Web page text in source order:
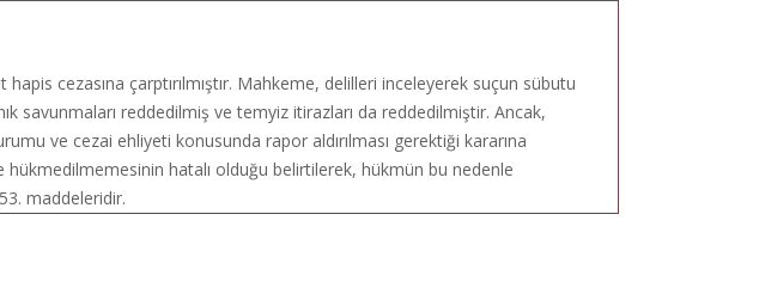
cezasına çarptırılmıştır. Mahkeme, delilleri inceleyerek suçun sübutu
savunmaları reddedilmiş ve temyiz itirazları da reddedilmiştir. Ancak,
ve cezai ehliyeti konusunda rapor aldırılması gerektiği kararına
hükmedilmemesinin hatalı olduğu belirtilerek, hükmün bu nedenle
maddeleridir.